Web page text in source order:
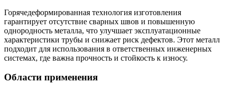
Горячедеформированная технология изготовления
гарантирует отсутствие сварных швов и повышенную
однородность металла, что улучшает эксплуатационные
характеристики трубы и снижает риск дефектов. Этот металл
подходит для использования в ответственных инженерных
системах, где важна прочность и стойкость к износу.
Области применения